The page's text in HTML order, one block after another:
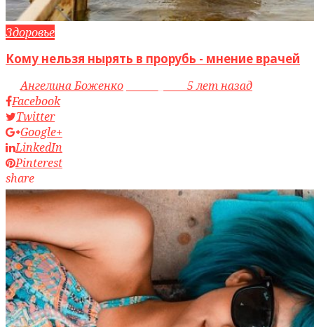
Здоровье
Кому нельзя нырять в прорубь - мнение врачей
byАнгелина Боженко
5 лет назад
Facebook
Twitter
Google+
LinkedIn
Pinterest
share